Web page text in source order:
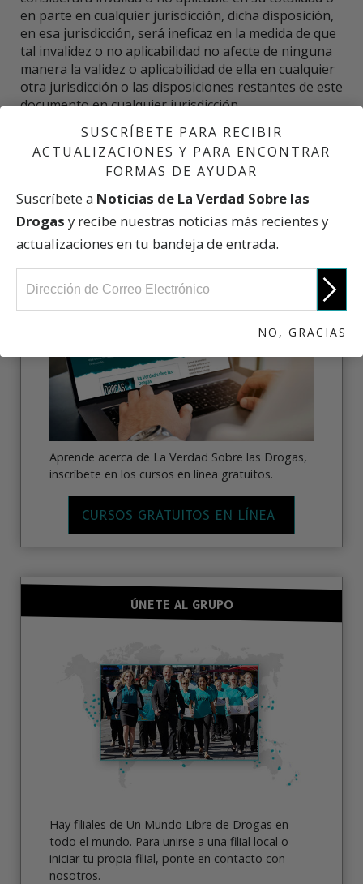
en parte en cualquier jurisdicción, dicha disposición,
en esa jurisdicción, será ineficaz en la medida de que
tal invalidez o no aplicabilidad no afecte de ninguna
manera la validez o aplicabilidad de ella en cualquier
otra jurisdicción o las disposiciones restantes de este
documento en cualquier jurisdicción.
PARTICIPA
INSCRÍBETE HOY MISMO
Aprende acerca de La Verdad Sobre las Drogas,
inscríbete en los cursos en línea gratuitos.
CURSOS GRATUITOS EN LÍNEA
ÚNETE AL GRUPO
Hay filiales de Un Mundo Libre de Drogas en
todo el mundo. Para unirse a una filial local o
iniciar tu propia filial, ponte en contacto con
nosotros.
SUSCRÍBETE PARA RECIBIR
ACTUALIZACIONES Y PARA ENCONTRAR
FORMAS DE AYUDAR
Suscríbete a Noticias de La Verdad Sobre las
Drogas y recibe nuestras noticias más recientes y
actualizaciones en tu bandeja de entrada.
NO, GRACIAS